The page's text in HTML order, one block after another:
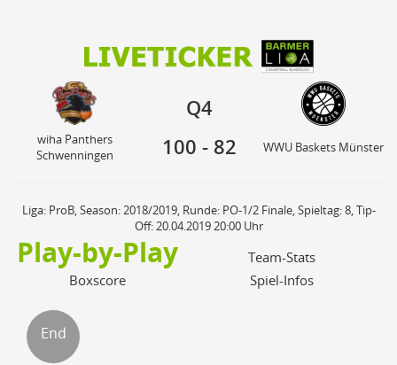
Schwenningen
WWU Baskets Münster
Q4
100 - 82
wiha Panthers
Schwenningen
WWU Baskets Münster
Liga: ProB, Season: 2018/2019, Runde: PO-1/2 Finale, Spieltag: 8, Tip-
Off: 20.04.2019 20:00 Uhr
Play-by-Play
Team-Stats
Boxscore
Spiel-Infos
End